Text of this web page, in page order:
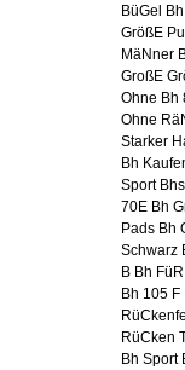
BüGel
GrößE
MäNner
GroßE
Ohne Bh
Ohne
Starker
Bh
Sport
70E Bh
Pads Bh
Schwarz
B Bh
Bh 105 F
RüCken
Bh Sport